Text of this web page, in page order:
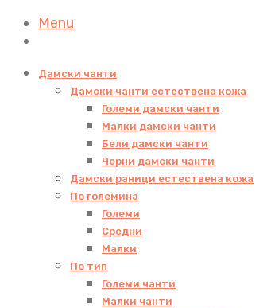
Menu
Дамски чанти
Дамски чанти естествена кожа
Големи дамски чанти
Малки дамски чанти
Бели дамски чанти
Черни дамски чанти
Дамски раници естествена кожа
По големина
Големи
Средни
Малки
По тип
Големи чанти
Малки чанти